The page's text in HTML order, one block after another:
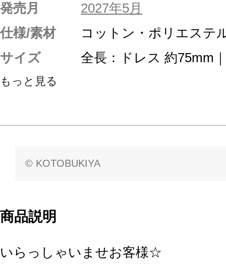
発売月
2027年5月
仕様/素材
コットン・ポリエステ
サイズ
全長：ドレス 約75mm
もっと見る
© KOTOBUKIYA
商品説明
いらっしゃいませお客様☆